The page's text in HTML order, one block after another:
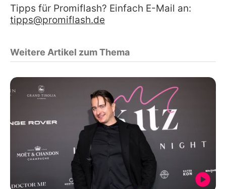
Tipps für Promiflash? Einfach E-Mail an:
tipps@promiflash.de
Weitere Artikel zum Thema